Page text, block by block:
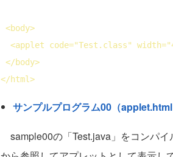
<body>
<applet code="Test.class" width
</body>
</html>
サンプルプログラム00（
sample00の「Test.java」をコンパ